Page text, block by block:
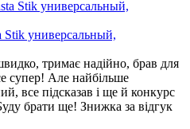
Stik универсальный,
тримає надійно, брав для
супер! Але найбільше
все підсказав і ще й конкурс
брати ще! Знижка за відгук